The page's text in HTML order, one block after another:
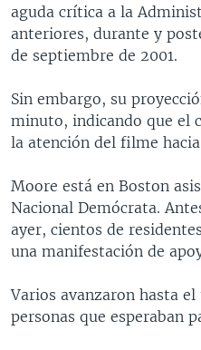
BRASIL
ENTRETENIMIENTO Y
TECNOLOGÍA
CIENCIA Y SALUD
VIDEOS
FOTOGRAFÍA
PROGRAMAS TV
EL MUNDO AL DÍA
VISIÓN 360
LAS CLAVES
PANORAMA
RADIO
AUDIONOTICIAS
BUENOS DÍAS AMÉRICA
ESTADOS UNIDOS AL DÍA
EL MUNDO AL DÍA [RADIO]
FORO [RADIO]
NOTA ECONÓMICA
DOCUMENTALES DE LA VOA
SÍGANOS
Idiomas
aguda crítica a la
anteriores, durante y
de septiembre de 2001.
Sin embargo, su
minuto, indicando que el
la atención del filme
Moore está en Boston
Nacional Demócrata.
ayer, cientos de
una manifestación de
Varios avanzaron hasta
personas que esperaban